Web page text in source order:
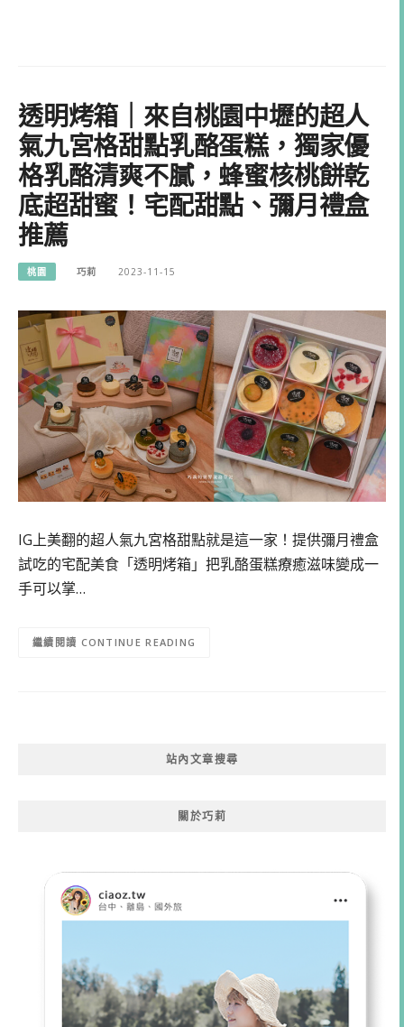
透明烤箱｜來自桃園中壢的超人
氣九宮格甜點乳酪蛋糕，獨家優
格乳酪清爽不膩，蜂蜜核桃餅乾
底超甜蜜！宅配甜點、彌月禮盒
推薦
桃園 巧莉 2023-11-15
IG上美翻的超人氣九宮格甜點就是這一家！提供彌月禮盒
試吃的宅配美食「透明烤箱」把乳酪蛋糕療癒滋味變成一
手可以掌…
CONTINUE READING
站內文章搜尋
關於巧莉